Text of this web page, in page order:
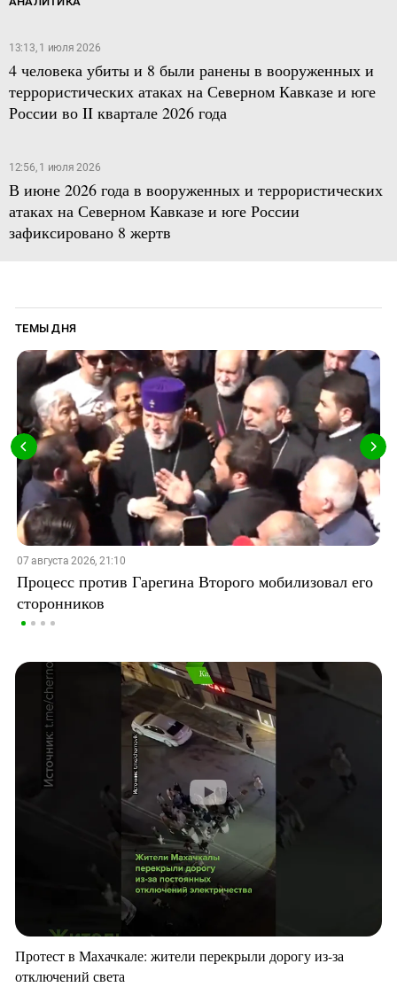
13:13, 1 июля 2026
4 человека убиты и 8 были ранены в вооруженных и
террористических атаках на Северном Кавказе и юге
России во II квартале 2026 года
12:56, 1 июля 2026
В июне 2026 года в вооруженных и террористических
атаках на Северном Кавказе и юге России
зафиксировано 8 жертв
ТЕМЫ ДНЯ
07 августа 2026, 21:10
Процесс против Гарегина Второго мобилизовал его
сторонников
Протест в Махачкале: жители перекрыли дорогу из-за
отключений света